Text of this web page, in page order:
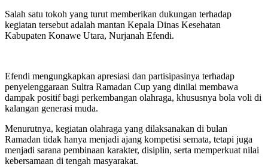
Salah satu tokoh yang turut memberikan dukungan terhadap
kegiatan tersebut adalah mantan Kepala Dinas Kesehatan
Kabupaten Konawe Utara, Nurjanah Efendi.
Efendi mengungkapkan apresiasi dan partisipasinya terhadap
penyelenggaraan Sultra Ramadan Cup yang dinilai membawa
dampak positif bagi perkembangan olahraga, khususnya bola voli di
kalangan generasi muda.
Menurutnya, kegiatan olahraga yang dilaksanakan di bulan
Ramadan tidak hanya menjadi ajang kompetisi semata, tetapi juga
menjadi sarana pembinaan karakter, disiplin, serta memperkuat nilai
kebersamaan di tengah masyarakat.